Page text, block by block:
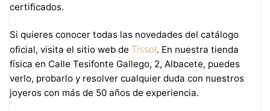
certificados.
Si quieres conocer todas las novedades del catálogo
oficial, visita el sitio web de Tissot. En nuestra tienda
física en Calle Tesifonte Gallego, 2, Albacete, puedes
verlo, probarlo y resolver cualquier duda con nuestros
joyeros con más de 50 años de experiencia.